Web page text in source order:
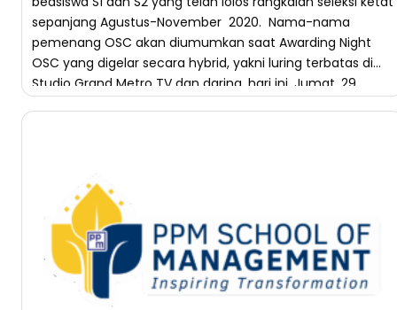
sepanjang Agustus-November 2020. Nama-nama
pemenang OSC akan diumumkan saat Awarding Night
OSC yang digelar secara hybrid, yakni luring terbatas di
Studio Grand Metro TV dan daring, hari ini, Jumat, 29